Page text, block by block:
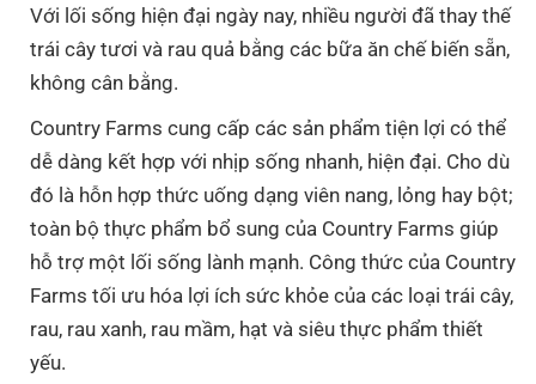
Với lối sống hiện đại ngày nay, nhiều người đã thay thế
trái cây tươi và rau quả bằng các bữa ăn chế biến sẵn,
không cân bằng.
Country Farms cung cấp các sản phẩm tiện lợi có thể
dễ dàng kết hợp với nhịp sống nhanh, hiện đại. Cho dù
đó là hỗn hợp thức uống dạng viên nang, lỏng hay bột;
toàn bộ thực phẩm bổ sung của Country Farms giúp
hỗ trợ một lối sống lành mạnh. Công thức của Country
Farms tối ưu hóa lợi ích sức khỏe của các loại trái cây,
rau, rau xanh, rau mầm, hạt và siêu thực phẩm thiết
yếu.